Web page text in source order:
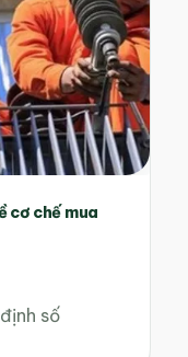
cơ chế mua
số